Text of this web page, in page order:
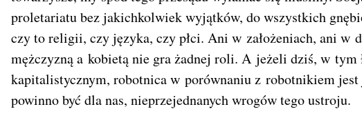
proletariatu bez jakichkolwiek wyjątków, do wszystkich
czy to religii, czy języka, czy płci. Ani w założeniach, ani w
mężczyzną a kobietą nie gra żadnej roli. A jeżeli dziś, w
kapitalistycznym, robotnica w porównaniu z robotnikiem jest
powinno być dla nas, nieprzejednanych wrogów tego ustroju.